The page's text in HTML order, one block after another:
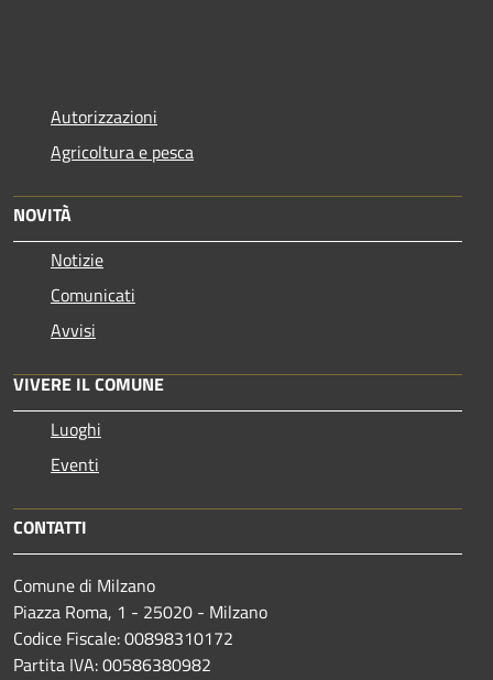
Autorizzazioni
Agricoltura e pesca
NOVITÀ
Notizie
Comunicati
Avvisi
VIVERE IL COMUNE
Luoghi
Eventi
CONTATTI
Comune di Milzano
Piazza Roma, 1 - 25020 - Milzano
Codice Fiscale: 00898310172
Partita IVA: 00586380982